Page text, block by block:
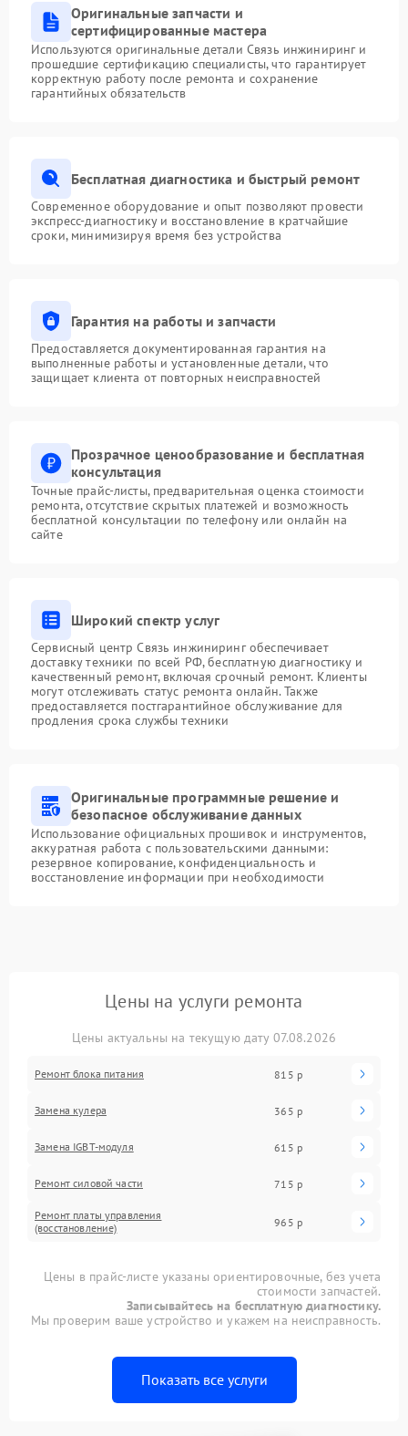
Оригинальные запчасти и
сертифицированные мастера
Используются оригинальные детали Связь инжиниринг и
прошедшие сертификацию специалисты, что гарантирует
корректную работу после ремонта и сохранение
гарантийных обязательств
Бесплатная диагностика и быстрый ремонт
Современное оборудование и опыт позволяют провести
экспресс-диагностику и восстановление в кратчайшие
сроки, минимизируя время без устройства
Гарантия на работы и запчасти
Предоставляется документированная гарантия на
выполненные работы и установленные детали, что
защищает клиента от повторных неисправностей
Прозрачное ценообразование и бесплатная
консультация
Точные прайс-листы, предварительная оценка стоимости
ремонта, отсутствие скрытых платежей и возможность
бесплатной консультации по телефону или онлайн на
сайте
Широкий спектр услуг
Сервисный центр Связь инжиниринг обеспечивает
доставку техники по всей РФ, бесплатную диагностику и
качественный ремонт, включая срочный ремонт. Клиенты
могут отслеживать статус ремонта онлайн. Также
предоставляется постгарантийное обслуживание для
продления срока службы техники
Оригинальные программные решение и
безопасное обслуживание данных
Использование официальных прошивок и инструментов,
аккуратная работа с пользовательскими данными:
резервное копирование, конфиденциальность и
восстановление информации при необходимости
Цены на услуги ремонта
Цены актуальны на текущую дату 07.08.2026
Ремонт блока питания 815 р
Замена кулера 365 р
Замена IGBT-модуля 615 р
Ремонт силовой части 715 р
Ремонт платы управления
(восстановление)
965 р
Цены в прайс-листе указаны ориентировочные, без учета
стоимости запчастей.
Записывайтесь на бесплатную диагностику.
Мы проверим ваше устройство и укажем на неисправность.
Показать все услуги